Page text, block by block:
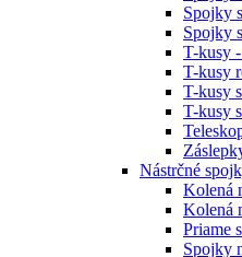
Spojky
Spojky
T-kusy
T-kusy
T-kusy
T-kusy
Nástrčné
Kolená
Kolená
Priame
Spojky